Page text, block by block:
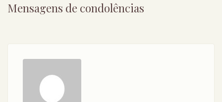
Mensagens de condolências